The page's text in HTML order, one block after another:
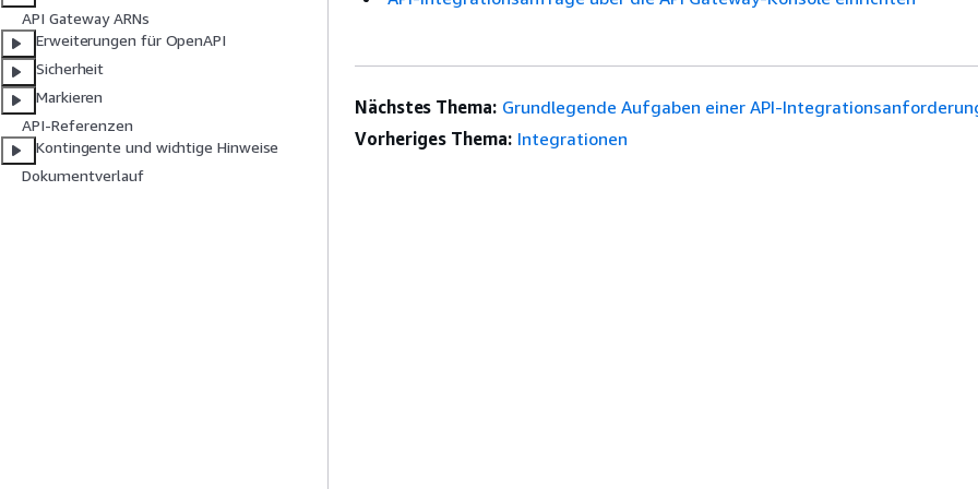
API Gateway ARNs
Erweiterungen für OpenAPI
Sicherheit
Markieren
API-Referenzen
Kontingente und wichtige Hinweise
Dokumentverlauf
Nächstes Thema: Grundlegende Aufgaben einer API-
Vorheriges Thema: Integrationen